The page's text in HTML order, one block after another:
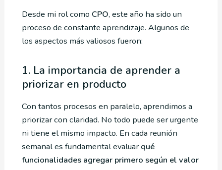
Desde mi rol como CPO, este año ha sido un
proceso de constante aprendizaje. Algunos de
los aspectos más valiosos fueron:
1. La importancia de aprender a
priorizar en producto
Con tantos procesos en paralelo, aprendimos a
priorizar con claridad. No todo puede ser urgente
ni tiene el mismo impacto. En cada reunión
semanal es fundamental evaluarqué
funcionalidades agregar primero según el valor